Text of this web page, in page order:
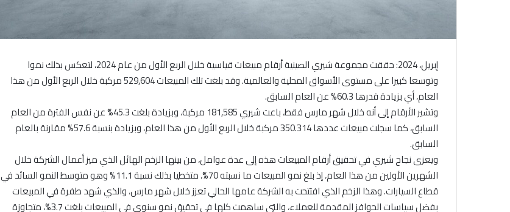
إبريل، 2024: حققت مجموعة شيري الصينية أرقام مبيعات قياسية خلال الربع الأول من عام 2024، لتعكس بذلك نموا
وتوسعا كبيرا على مستوى الأسواق المحلية والعالمية. وقد بلغت تلك المبيعات 529,604 مركبة خلال الربع الأول من هذا
العام، أي بزيادة قدرها 60.3% عن العام السابق.
وتشير الأرقام إلى أنه خلال شهر مارس فقط، باعت شيري 181,585 مركبة، وبزيادة بلغت 45.3% عن نفس الفترة من العام
السابق، كما سجلت مبيعات عددها 350.314 مركبة خلال الربع الأول من هذا العام، وبزيادة بنسبة 57.6% مقارنة بالعام
السابق.
ويعزى نجاح شيري في تحقيق أرقام المبيعات هذه إلى عدة عوامل، من بينها الزخم الهائل الذي ميز أعمال الشركة خلال
الشهرين الأولين من هذا العام، إذ بلغ نمو المبيعات ما نسبته 70%، متخطيا بذلك نسبة 11.1% وهو متوسط النمو السائد في
قطاع السيارات. وهذا الزخم الذي افتتحت به الشركة عامها الحالي تعزز خلال شهر مارس، والذي شهد طفرة في المبيعات
بفضل سياسات الحوافز المقدمة للعملاء، والتي ساهمت كلها في تحقيق نمو سنوي في المبيعات بلغت 3.7%، متجاوزة